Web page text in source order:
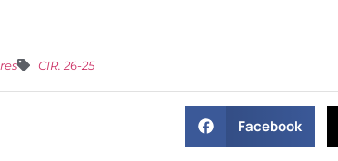
CIR. 26-25
Facebook